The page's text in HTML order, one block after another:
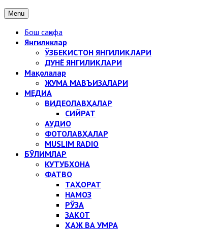
Menu
Бош саҳифа
Янгиликлар
ЎЗБЕКИСТОН ЯНГИЛИКЛАРИ
ДУНЁ ЯНГИЛИКЛАРИ
Мақолалар
ЖУМА МАВЪИЗАЛАРИ
МЕДИА
ВИДЕОЛАВҲАЛАР
СИЙРАТ
АУДИО
ФОТОЛАВҲАЛАР
MUSLIM RADIO
БЎЛИМЛАР
КУТУБХОНА
ФАТВО
ТАҲОРАТ
НАМОЗ
РЎЗА
ЗАКОТ
ҲАЖ ВА УМРА